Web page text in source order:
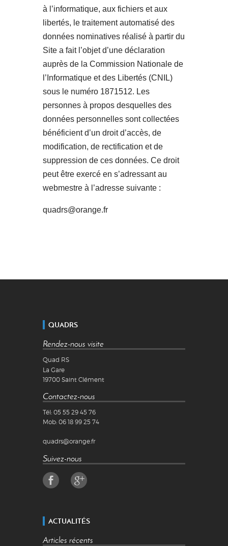
à l’informatique, aux fichiers et aux
libertés, le traitement automatisé des
données nominatives réalisé à partir du
Site a fait l’objet d’une déclaration
auprès de la Commission Nationale de
l’Informatique et des Libertés (CNIL)
sous le numéro 1871512. Les
personnes à propos desquelles des
données personnelles sont collectées
bénéficient d’un droit d’accès, de
modification, de rectification et de
suppression de ces données. Ce droit
peut être exercé en s’adressant au
webmestre à l’adresse suivante :
quadrs@orange.fr
QUADRS
Rendez-nous visite
Quad RS
La Gare
19700 Saint Clément
Contactez-nous
Tél: 05 55 29 45 76
Mob: 06 18 99 25 74
quadrs@orange.fr
Suivez-nous
ACTUALITÉS
Articles récents